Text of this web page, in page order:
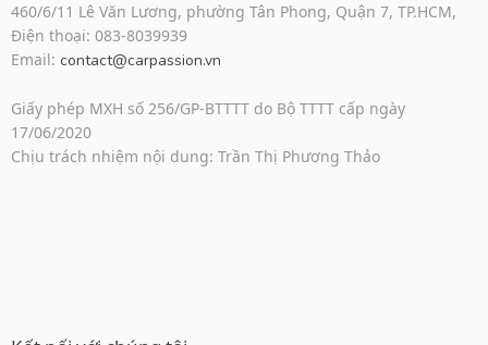
460/6/11 Lê Văn Lương, phường Tân Phong, Quận 7, TP.HCM,
Điện thoại: 083-8039939
Email: contact@carpassion.vn
Giấy phép MXH số 256/GP-BTTTT do Bộ TTTT cấp ngày
17/06/2020
Chịu trách nhiệm nội dung: Trần Thị Phương Thảo